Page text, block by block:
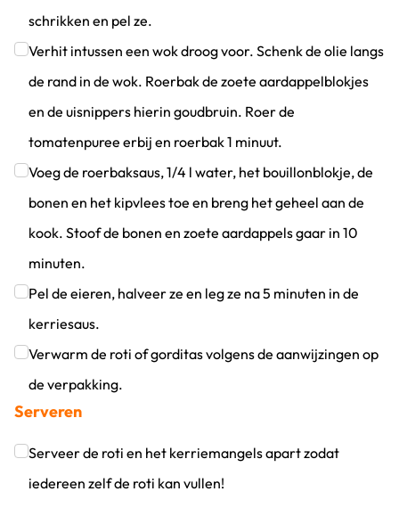
schrikken en pel ze.
Klik om dit selectievakje aan te vinken
Verhit intussen een wok droog voor. Schenk de olie langs
de rand in de wok. Roerbak de zoete aardappelblokjes
en de uisnippers hierin goudbruin. Roer de
tomatenpuree erbij en roerbak 1 minuut.
Klik om dit selectievakje aan te vinken
Voeg de roerbaksaus, 1/4 l water, het bouillonblokje, de
bonen en het kipvlees toe en breng het geheel aan de
kook. Stoof de bonen en zoete aardappels gaar in 10
minuten.
Klik om dit selectievakje aan te vinken
Pel de eieren, halveer ze en leg ze na 5 minuten in de
kerriesaus.
Klik om dit selectievakje aan te vinken
Verwarm de roti of gorditas volgens de aanwijzingen op
de verpakking.
Klik om dit selectievakje aan te vinken
Serveren
Serveer de roti en het kerriemangels apart zodat
iedereen zelf de roti kan vullen!